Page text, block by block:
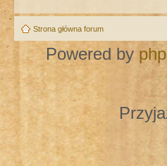
Strona główna forum
Powered by